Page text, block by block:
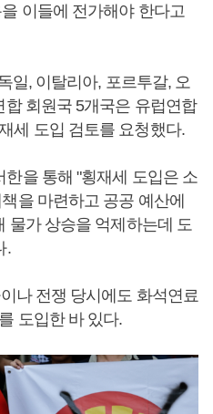
이들에 전가해야 한다고
일, 이탈리아, 포르투갈, 오
회원국 5개국은 유럽연합
세 도입 검토를 요청했다.
을 통해 "횡재세 도입은 소
을 마련하고 공공 예산에
물가 상승을 억제하는데 도
.
나 전쟁 당시에도 화석연료
도입한 바 있다.